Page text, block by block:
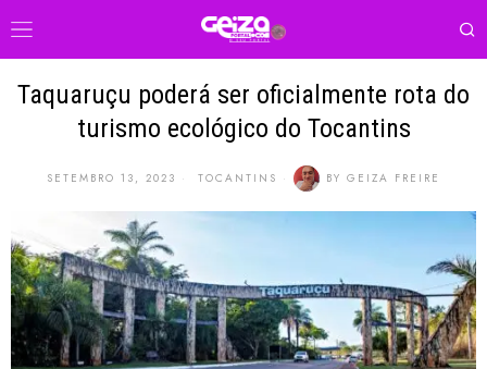
Taquaruçu poderá ser oficialmente rota do
turismo ecológico do Tocantins
SETEMBRO 13, 2023 TOCANTINS BY GEIZA FREIRE